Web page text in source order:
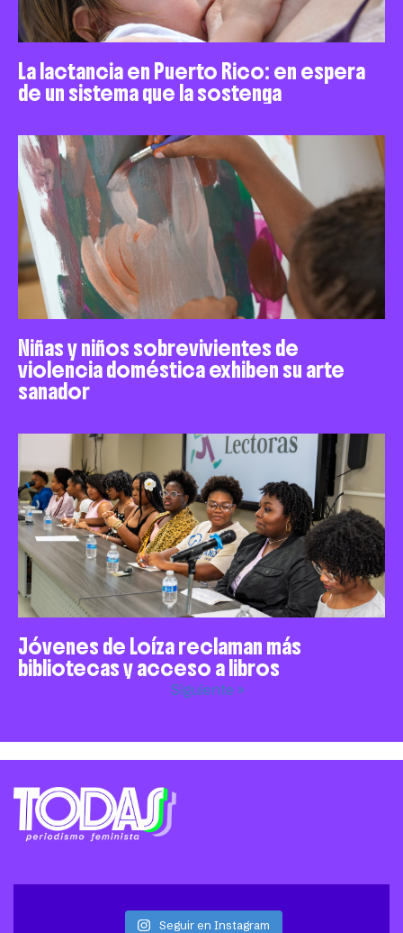
La lactancia en Puerto Rico: en espera
de un sistema que la sostenga
Niñas y niños sobrevivientes de
violencia doméstica exhiben su arte
sanador
Jóvenes de Loíza reclaman más
bibliotecas y acceso a libros
Siguiente »
Seguir en Instagram